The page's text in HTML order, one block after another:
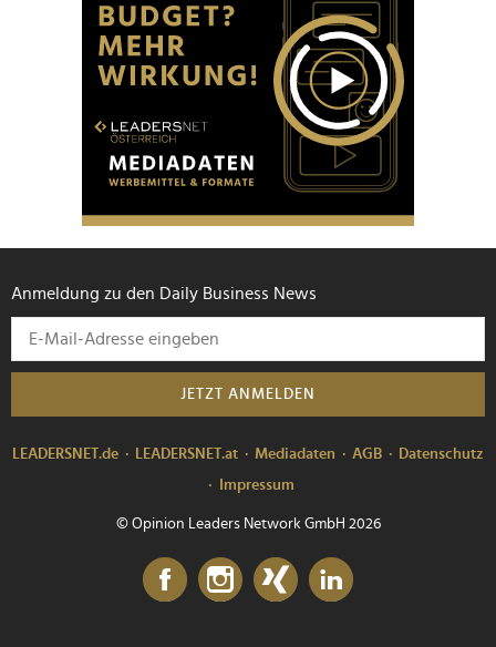
Anmeldung zu den Daily Business News
JETZT ANMELDEN
LEADERSNET.de LEADERSNET.at Mediadaten AGB
Datenschutz
Impressum
© Opinion Leaders Network GmbH 2026